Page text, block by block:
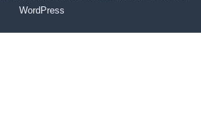
WordPress